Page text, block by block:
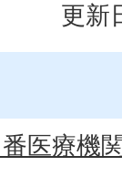
更新
医療機